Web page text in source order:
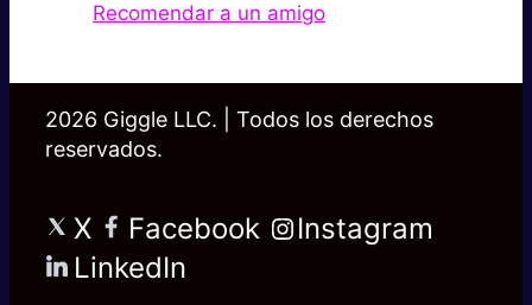
Recomendar a un amigo
2026 Giggle LLC. | Todos los derechos
reservados.
X Facebook
Instagram
LinkedIn